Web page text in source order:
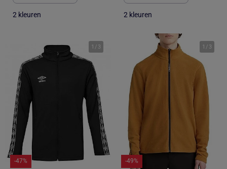
2 kleuren 2 kleuren
1 / 3
-47%
1 / 3
-49%